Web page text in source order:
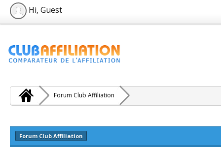
Hi, Guest
Forum Club Affiliation
Forum Club Affiliation